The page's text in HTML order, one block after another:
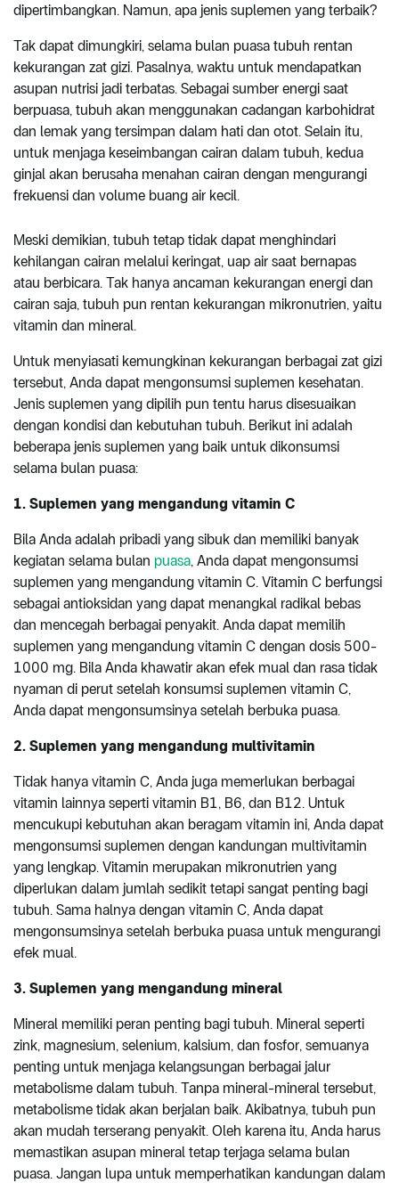
dipertimbangkan. Namun, apa jenis suplemen yang terbaik?
Tak dapat dimungkiri, selama bulan puasa tubuh rentan
kekurangan zat gizi. Pasalnya, waktu untuk mendapatkan
asupan nutrisi jadi terbatas. Sebagai sumber energi saat
berpuasa, tubuh akan menggunakan cadangan karbohidrat
dan lemak yang tersimpan dalam hati dan otot. Selain itu,
untuk menjaga keseimbangan cairan dalam tubuh, kedua
ginjal akan berusaha menahan cairan dengan mengurangi
frekuensi dan volume buang air kecil.
Meski demikian, tubuh tetap tidak dapat menghindari
kehilangan cairan melalui keringat, uap air saat bernapas
atau berbicara. Tak hanya ancaman kekurangan energi dan
cairan saja, tubuh pun rentan kekurangan mikronutrien, yaitu
vitamin dan mineral.
Untuk menyiasati kemungkinan kekurangan berbagai zat gizi
tersebut, Anda dapat mengonsumsi suplemen kesehatan.
Jenis suplemen yang dipilih pun tentu harus disesuaikan
dengan kondisi dan kebutuhan tubuh. Berikut ini adalah
beberapa jenis suplemen yang baik untuk dikonsumsi
selama bulan puasa:
1. Suplemen yang mengandung vitamin C
Bila Anda adalah pribadi yang sibuk dan memiliki banyak
kegiatan selama bulan puasa, Anda dapat mengonsumsi
suplemen yang mengandung vitamin C. Vitamin C berfungsi
sebagai antioksidan yang dapat menangkal radikal bebas
dan mencegah berbagai penyakit. Anda dapat memilih
suplemen yang mengandung vitamin C dengan dosis 500-
1000 mg. Bila Anda khawatir akan efek mual dan rasa tidak
nyaman di perut setelah konsumsi suplemen vitamin C,
Anda dapat mengonsumsinya setelah berbuka puasa.
2. Suplemen yang mengandung multivitamin
Tidak hanya vitamin C, Anda juga memerlukan berbagai
vitamin lainnya seperti vitamin B1, B6, dan B12. Untuk
mencukupi kebutuhan akan beragam vitamin ini, Anda dapat
mengonsumsi suplemen dengan kandungan multivitamin
yang lengkap. Vitamin merupakan mikronutrien yang
diperlukan dalam jumlah sedikit tetapi sangat penting bagi
tubuh. Sama halnya dengan vitamin C, Anda dapat
mengonsumsinya setelah berbuka puasa untuk mengurangi
efek mual.
3. Suplemen yang mengandung mineral
Mineral memiliki peran penting bagi tubuh. Mineral seperti
zink, magnesium, selenium, kalsium, dan fosfor, semuanya
penting untuk menjaga kelangsungan berbagai jalur
metabolisme dalam tubuh. Tanpa mineral-mineral tersebut,
metabolisme tidak akan berjalan baik. Akibatnya, tubuh pun
akan mudah terserang penyakit. Oleh karena itu, Anda harus
memastikan asupan mineral tetap terjaga selama bulan
puasa. Jangan lupa untuk memperhatikan kandungan dalam